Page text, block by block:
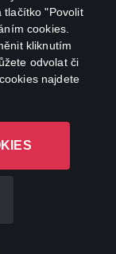
tlačítko "Povolit
cookies.
kliknutím
odvolat či
najdete